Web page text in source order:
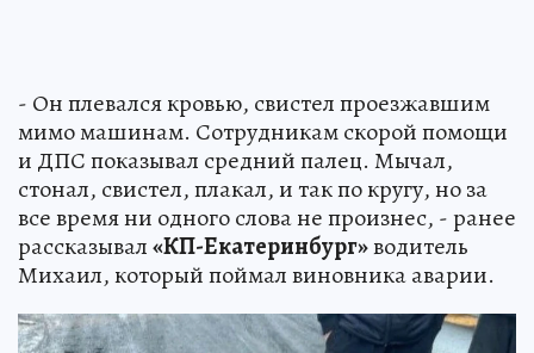
- Он плевался кровью, свистел проезжавшим
мимо машинам. Сотрудникам скорой помощи
и ДПС показывал средний палец. Мычал,
стонал, свистел, плакал, и так по кругу, но за
все время ни одного слова не произнес, - ранее
рассказывал«КП-Екатеринбург»водитель
Михаил, который поймал виновника аварии.